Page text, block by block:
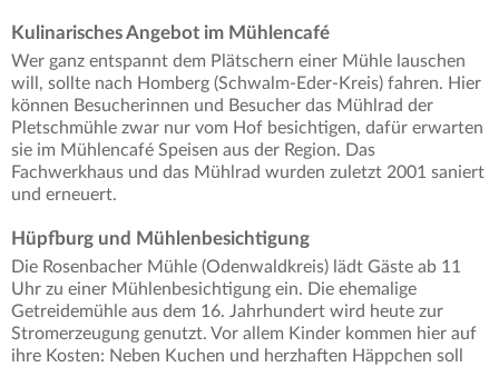
Kulinarisches Angebot im Mühlencafé
Wer ganz entspannt dem Plätschern einer Mühle lauschen
will, sollte nach Homberg (Schwalm-Eder-Kreis) fahren. Hier
können Besucherinnen und Besucher das Mühlrad der
Pletschmühle zwar nur vom Hof besichtigen, dafür erwarten
sie im Mühlencafé Speisen aus der Region. Das
Fachwerkhaus und das Mühlrad wurden zuletzt 2001 saniert
und erneuert.
Hüpfburg und Mühlenbesichtigung
Die Rosenbacher Mühle (Odenwaldkreis) lädt Gäste ab 11
Uhr zu einer Mühlenbesichtigung ein. Die ehemalige
Getreidemühle aus dem 16. Jahrhundert wird heute zur
Stromerzeugung genutzt. Vor allem Kinder kommen hier auf
ihre Kosten: Neben Kuchen und herzhaften Häppchen soll